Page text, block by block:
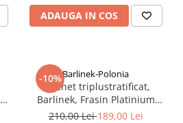
ADAUGA IN COS
-10%Barlinek-Polonia
Parchet triplustratificat,
Barlinek, Frasin Platinium
Molti
210,00 Lei189,00 Lei